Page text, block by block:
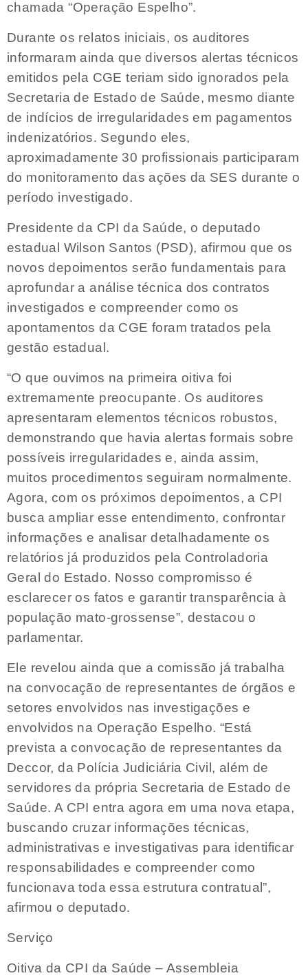
chamada “Operação Espelho”.
Durante os relatos iniciais, os auditores
informaram ainda que diversos alertas técnicos
emitidos pela CGE teriam sido ignorados pela
Secretaria de Estado de Saúde, mesmo diante
de indícios de irregularidades em pagamentos
indenizatórios. Segundo eles,
aproximadamente 30 profissionais participaram
do monitoramento das ações da SES durante o
período investigado.
Presidente da CPI da Saúde, o deputado
estadual Wilson Santos (PSD), afirmou que os
novos depoimentos serão fundamentais para
aprofundar a análise técnica dos contratos
investigados e compreender como os
apontamentos da CGE foram tratados pela
gestão estadual.
“O que ouvimos na primeira oitiva foi
extremamente preocupante. Os auditores
apresentaram elementos técnicos robustos,
demonstrando que havia alertas formais sobre
possíveis irregularidades e, ainda assim,
muitos procedimentos seguiram normalmente.
Agora, com os próximos depoimentos, a CPI
busca ampliar esse entendimento, confrontar
informações e analisar detalhadamente os
relatórios já produzidos pela Controladoria
Geral do Estado. Nosso compromisso é
esclarecer os fatos e garantir transparência à
população mato-grossense”, destacou o
parlamentar.
Ele revelou ainda que a comissão já trabalha
na convocação de representantes de órgãos e
setores envolvidos nas investigações e
envolvidos na Operação Espelho. “Está
prevista a convocação de representantes da
Deccor, da Polícia Judiciária Civil, além de
servidores da própria Secretaria de Estado de
Saúde. A CPI entra agora em uma nova etapa,
buscando cruzar informações técnicas,
administrativas e investigativas para identificar
responsabilidades e compreender como
funcionava toda essa estrutura contratual”,
afirmou o deputado.
Serviço
Oitiva da CPI da Saúde – Assembleia